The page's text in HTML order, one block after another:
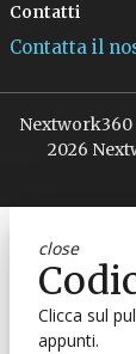
Contatti
Contatta il
Nextwork360
2026
close
Clicca sul
appunti.